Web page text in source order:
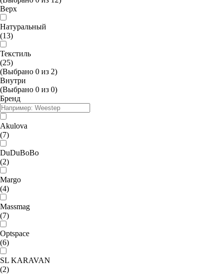
Верх
Натуральный
(13)
Текстиль
(25)
(Выбрано 0 из 2)
Внутри
(Выбрано 0 из 0)
Бренд
Akulova
(7)
DuDuBoBo
(2)
Margo
(4)
Massmag
(7)
Optspace
(6)
SL KARAVAN
(2)